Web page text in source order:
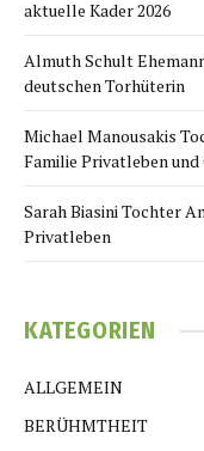
aktuelle Kader 2026
Almuth Schult
deutschen Torhüterin
Michael Manousakis
Familie Privatleben und
Sarah Biasini Tochter
Privatleben
KATEGORIEN
ALLGEMEIN
BERÜHMTHEIT